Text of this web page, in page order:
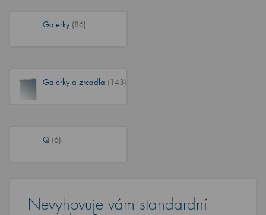
Galerky (86)
Galerky a zrcadla (143)
Q (6)
Nevyhovuje vám standardní